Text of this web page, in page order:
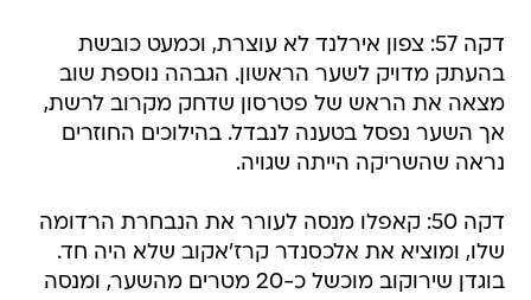
דקה 57: צפון אירלנד לא עוצרת, וכמעט כובשת
בהעתק מדויק לשער הראשון. הגבהה נוספת שוב
מצאה את הראש של פטרסון שדחק מקרוב לרשת,
אך השער נפסל בטענה לנבדל. בהילוכים החוזרים
נראה שהשריקה הייתה שגויה.
דקה 50: קאפלו מנסה לעורר את הנבחרת הרדומה
שלו, ומוציא את אלכסנדר קרז'אקוב שלא היה חד.
בוגדן שירוקוב מוכשל כ-20 מטרים מהשער, ומנסה